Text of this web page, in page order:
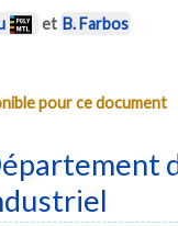
et B. Farbos
pour ce document